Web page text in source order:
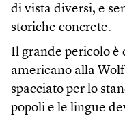
di vista diversi, e
storiche concrete.
Il grande pericolo è
americano alla
spacciato per lo
popoli e le lingue